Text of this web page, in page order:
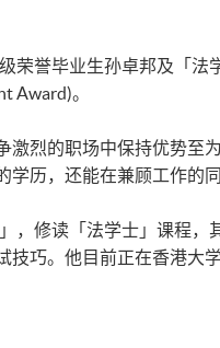
荣誉毕业生孙卓邦及「法
Award)。
激烈的职场中保持优势至
学历，还能在兼顾工作的
，修读「法学士」课程
巧。他目前正在香港大